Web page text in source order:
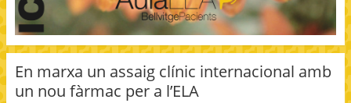
En marxa un assaig clínic internacional amb
un nou fàrmac per a l’ELA